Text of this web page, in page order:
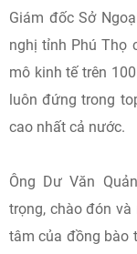
Giám đốc Sở
nghị tỉnh Phú Thọ
mô kinh tế trên
luôn đứng trong
cao nhất cả nước.
Ông Dư Văn
trọng, chào đón
tâm của đồng bào